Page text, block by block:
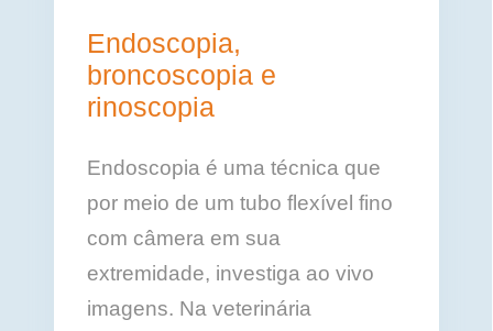
Endoscopia,
broncoscopia e
rinoscopia
Endoscopia é uma técnica que
por meio de um tubo flexível fino
com câmera em sua
extremidade, investiga ao vivo
imagens. Na veterinária